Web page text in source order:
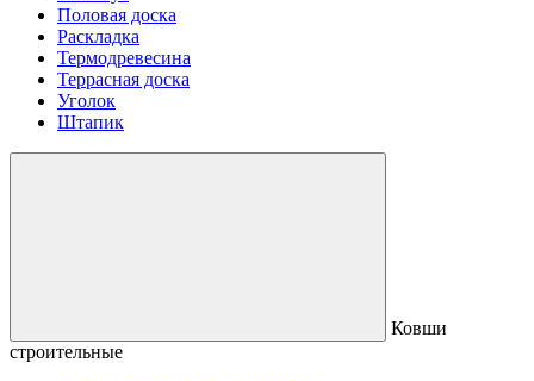
Половая доска
Раскладка
Термодревесина
Террасная доска
Уголок
Штапик
Ковши
строительные